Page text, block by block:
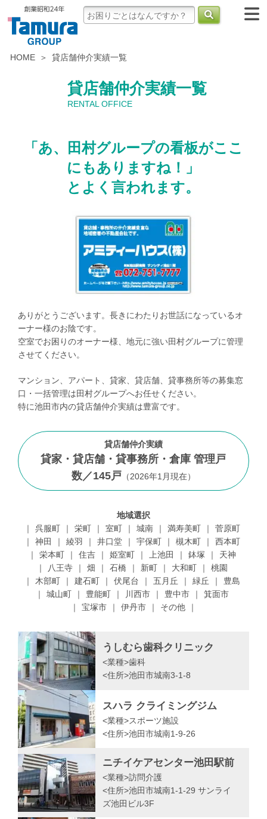
HOME 貸店舗仲介実績一覧
貸店舗仲介実績一覧
RENTAL OFFICE
「あ、田村グループの看板がここ
にもありますね！」
とよく言われます。
ありがとうございます。長きにわたりお世話になっているオ
ーナー様のお陰です。
空室でお困りのオーナー様、地元に強い田村グループに管理
させてください。
マンション、アパート、貸家、貸店舗、貸事務所等の募集窓
口・一括管理は田村グループへお任せください。
特に池田市内の貸店舗仲介実績は豊富です。
貸店舗仲介実績
貸家・貸店舗・貸事務所・倉庫 管理戸
数／145戸 （2026年1月現在）
地域選択
呉服町
栄町 室町 城南 満寿美町
菅原町
神田
綾羽 井口堂 宇保町 槻木町
西本町
栄本町
住吉 姫室町 上池田 鉢塚
天神
八王寺
畑 石橋 新町 大和町
桃園
木部町
建石町 伏尾台 五月丘 緑丘
豊島
城山町
豊能町 川西市 豊中市
箕面市
宝塚市
伊丹市 その他
うしむら歯科クリニック
<業種>歯科
<住所>池田市城南3-1-8
スハラ クライミングジム
<業種>スポーツ施設
<住所>池田市城南1-9-26
ニチイケアセンター池田駅前
<業種>訪問介護
<住所>池田市城南1-1-29 サンライ
ズ池田ビル3F